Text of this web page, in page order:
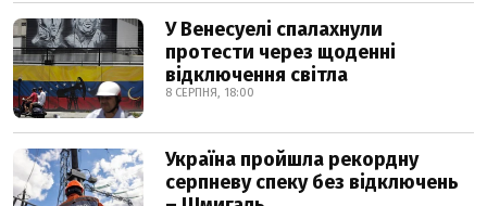
У Венесуелі спалахнули
протести через щоденні
відключення світла
8 СЕРПНЯ, 18:00
Україна пройшла рекордну
серпневу спеку без відключень